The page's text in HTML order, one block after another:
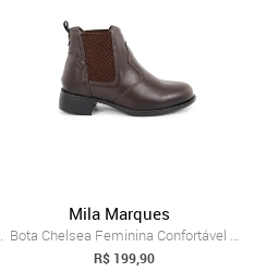
Anabela...
Mila Marques
Bota Chelsea Feminina Confortável Resist...
R$ 199,90